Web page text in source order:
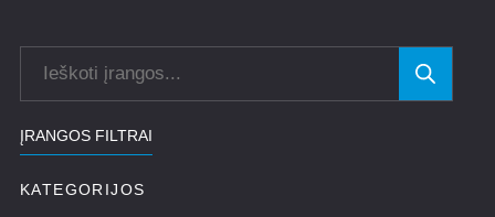
ĮRANGOS FILTRAI
KATEGORIJOS